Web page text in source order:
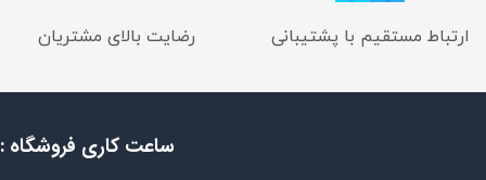
ارتباط مستقیم با پشتیبانی رضایت بالای مشتریان
ساعت کاری فروشگاه :